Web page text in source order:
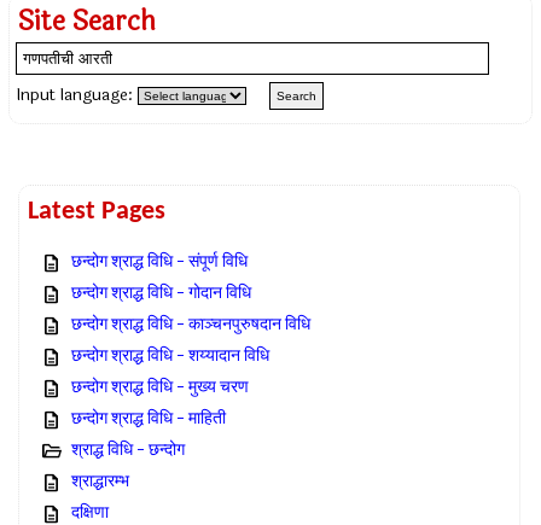
Site Search
Input language:
Latest Pages
छन्दोग श्राद्ध विधि – संपूर्ण विधि
छन्दोग श्राद्ध विधि – गोदान विधि
छन्दोग श्राद्ध विधि – काञ्चनपुरुषदान विधि
छन्दोग श्राद्ध विधि – शय्यादान विधि
छन्दोग श्राद्ध विधि – मुख्य चरण
छन्दोग श्राद्ध विधि – माहिती
श्राद्ध विधि – छन्दोग
श्राद्धारम्भ
दक्षिणा